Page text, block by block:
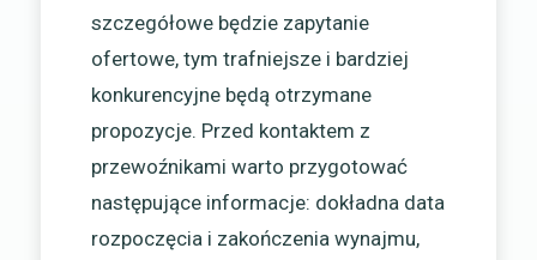
szczegółowe będzie zapytanie
ofertowe, tym trafniejsze i bardziej
konkurencyjne będą otrzymane
propozycje. Przed kontaktem z
przewoźnikami warto przygotować
następujące informacje: dokładna data
rozpoczęcia i zakończenia wynajmu,